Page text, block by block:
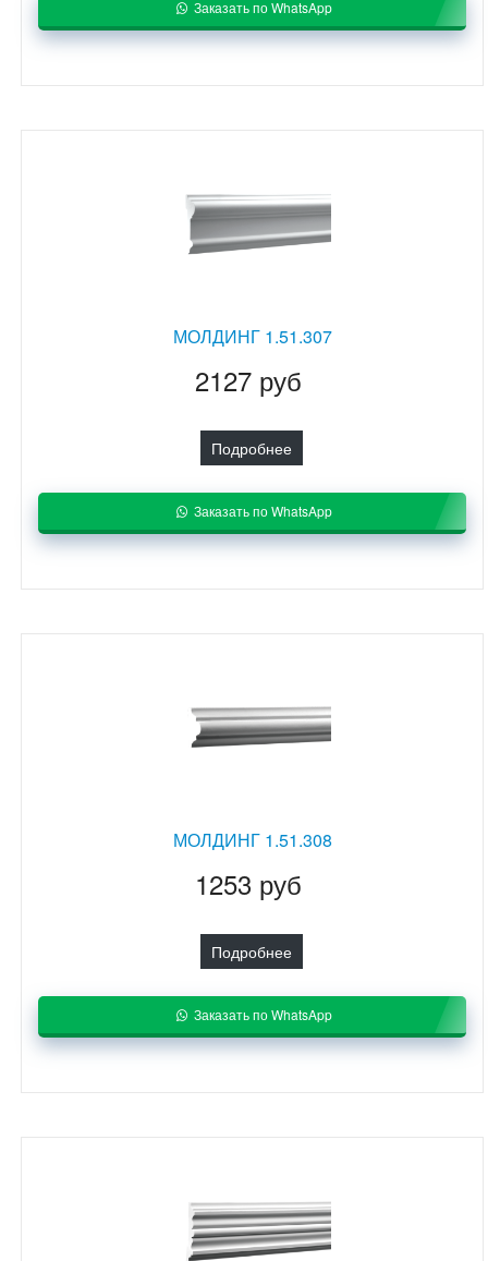
Заказать по WhatsApp
МОЛДИНГ 1.51.307
2127 руб
Подробнее
Заказать по WhatsApp
МОЛДИНГ 1.51.308
1253 руб
Подробнее
Заказать по WhatsApp